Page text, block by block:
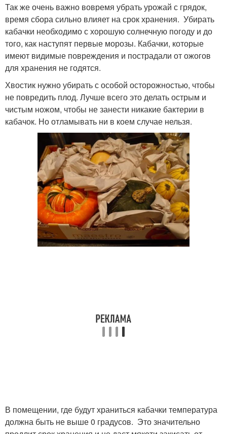
Так же очень важно вовремя убрать урожай с грядок,
время сбора сильно влияет на срок хранения. Убирать
кабачки необходимо с хорошую солнечную погоду и до
того, как наступят первые морозы. Кабачки, которые
имеют видимые повреждения и пострадали от ожогов
для хранения не годятся.
Хвостик нужно убирать с особой осторожностью, чтобы
не повредить плод. Лучше всего это делать острым и
чистым ножом, чтобы не занести никакие бактерии в
кабачок. Но отламывать ни в коем случае нельзя.
В помещении, где будут храниться кабачки температура
должна быть не выше 0 градусов. Это значительно